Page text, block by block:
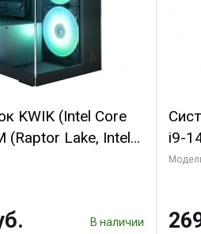
KWIK (Intel Core
(Raptor Lake, Intel
64 ГБ ОЗУ (2
ТБ SSD)
В наличии
i9-
C24